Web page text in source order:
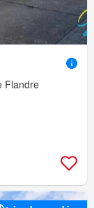
Flandre